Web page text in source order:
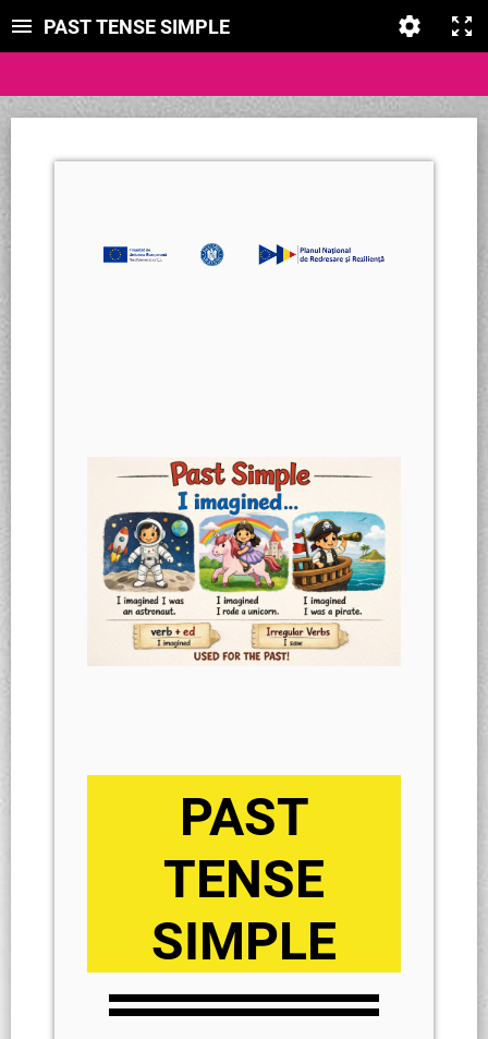
PAST TENSE SIMPLE
PAST
TENSE
SIMPLE